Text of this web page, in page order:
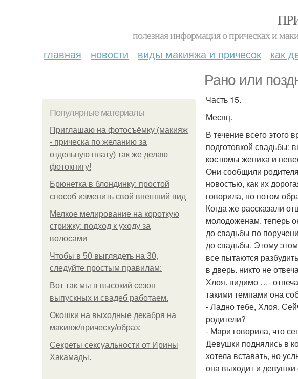
полезная информация о прическах и
главная новости виды макияжа и причесок как
Рано или
Популярные материалы
Приглашаю на фотосъёмку (макияж
- прическа по желанию за
отдельную плату) так же делаю
фотокнигу!
Брюнетка в блондинку: простой
способ изменить свой внешний вид
Мелкое мелирование на короткую
стрижку: подход к уходу за
волосами
Чтобы в 50 выглядеть на 30,
следуйте простым правилам:
Вот так мы в высокий сезон
выпускных и свадеб работаем.
Окошки на выходные декабря на
макияж/прическу/образ:
Секреты сексуальности от Ирины
Хакамады.
Часть 15.
Месяц.
В течение всего этого
подготовкой свадьбы:
костюмы жениха и
Они сообщили
новостью, как их
говорила, но потом
Когда же рассказали
молодоженам. теперь
до свадьбы по
до свадьбы. Этому
все пытаются
в дверь. никто не
Хлоя. видимо …-
такими темпами она
- Ладно тебе, Хлоя.
родители?
- Мари говорила, что
Девушки поднялись в
хотела вставать, но
она выходит и девушки